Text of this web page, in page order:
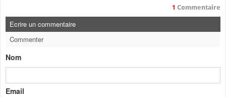
1 Commentaire
Ecrire un commentaire
Commenter
Nom
Email